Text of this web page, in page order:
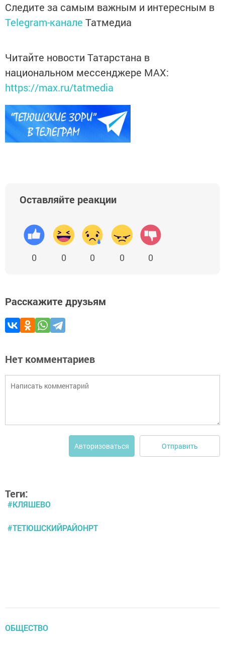
Следите за самым важным и интересным в
Telegram-канале Татмедиа
Читайте новости Татарстана в
национальном мессенджере MАХ:
https://max.ru/tatmedia
Оставляйте реакции
0 0 0 0 0
Расскажите друзьям
Нет комментариев
Авторизоваться Отправить
Теги:
#КЛЯШЕВО
#ТЕТЮШСКИЙРАЙОНРТ
ОБЩЕСТВО